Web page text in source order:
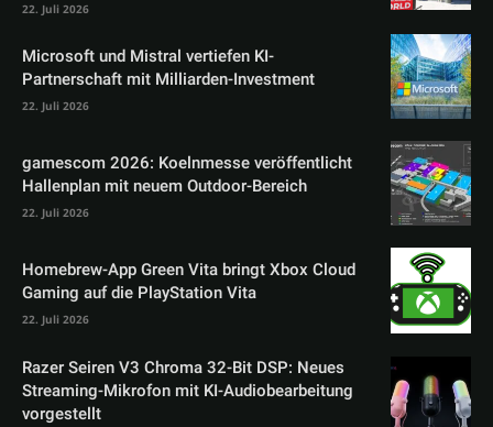
22. Juli 2026
Microsoft und Mistral vertiefen KI-
Partnerschaft mit Milliarden-Investment
22. Juli 2026
gamescom 2026: Koelnmesse veröffentlicht
Hallenplan mit neuem Outdoor-Bereich
22. Juli 2026
Homebrew-App Green Vita bringt Xbox Cloud
Gaming auf die PlayStation Vita
22. Juli 2026
Razer Seiren V3 Chroma 32-Bit DSP: Neues
Streaming-Mikrofon mit KI-Audiobearbeitung
vorgestellt